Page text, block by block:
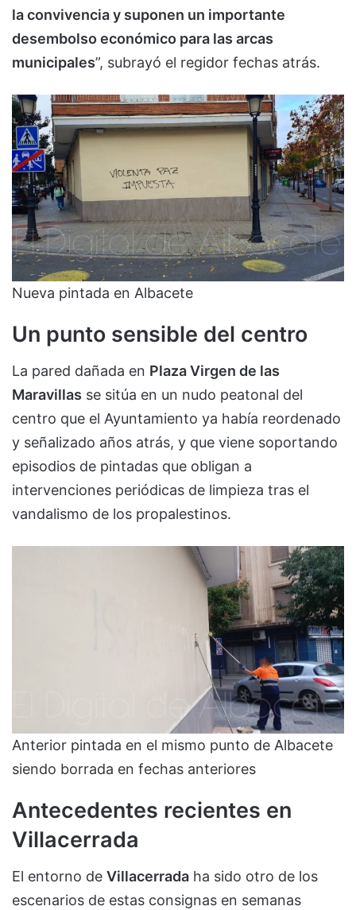
la convivencia y suponen un importante
desembolso económico para las arcas
municipales”, subrayó el regidor fechas atrás.
Nueva pintada en Albacete
Un punto sensible del centro
La pared dañada en Plaza Virgen de las
Maravillas se sitúa en un nudo peatonal del
centro que el Ayuntamiento ya había reordenado
y señalizado años atrás, y que viene soportando
episodios de pintadas que obligan a
intervenciones periódicas de limpieza tras el
vandalismo de los propalestinos.
Anterior pintada en el mismo punto de Albacete
siendo borrada en fechas anteriores
Antecedentes recientes en
Villacerrada
El entorno de Villacerrada ha sido otro de los
escenarios de estas consignas en semanas